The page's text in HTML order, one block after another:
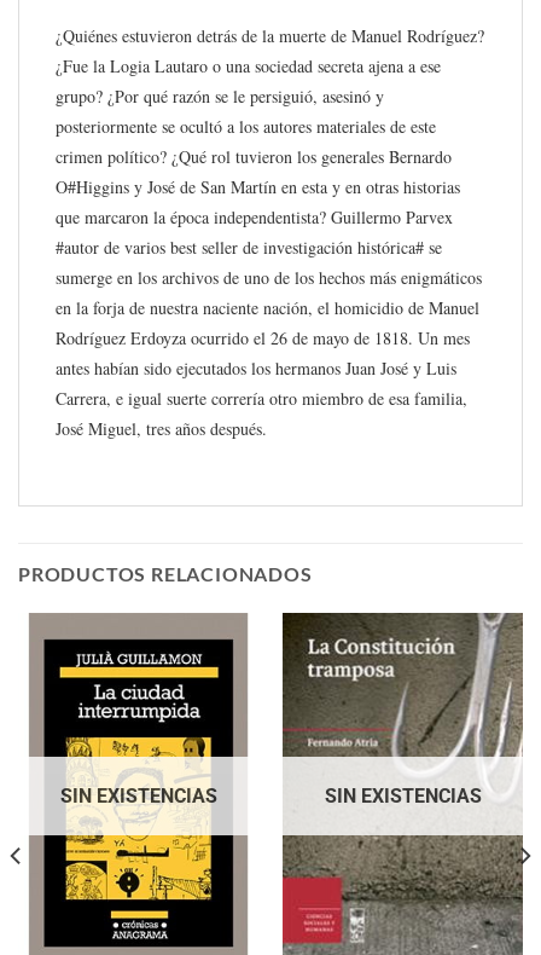
¿Quiénes estuvieron detrás de la muerte de Manuel Rodríguez?
¿Fue la Logia Lautaro o una sociedad secreta ajena a ese
grupo? ¿Por qué razón se le persiguió, asesinó y
posteriormente se ocultó a los autores materiales de este
crimen político? ¿Qué rol tuvieron los generales Bernardo
O#Higgins y José de San Martín en esta y en otras historias
que marcaron la época independentista? Guillermo Parvex
#autor de varios best seller de investigación histórica# se
sumerge en los archivos de uno de los hechos más enigmáticos
en la forja de nuestra naciente nación, el homicidio de Manuel
Rodríguez Erdoyza ocurrido el 26 de mayo de 1818. Un mes
antes habían sido ejecutados los hermanos Juan José y Luis
Carrera, e igual suerte correría otro miembro de esa familia,
José Miguel, tres años después.
PRODUCTOS RELACIONADOS
SIN EXISTENCIAS SIN EXISTENCIAS